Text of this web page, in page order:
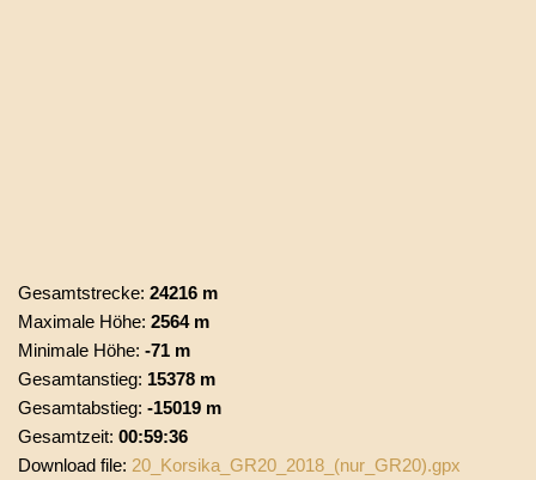
Gesamtstrecke: 24216 m
Maximale Höhe: 2564 m
Minimale Höhe: -71 m
Gesamtanstieg: 15378 m
Gesamtabstieg: -15019 m
Gesamtzeit: 00:59:36
Download file: 20_Korsika_GR20_2018_(nur_GR20).gpx